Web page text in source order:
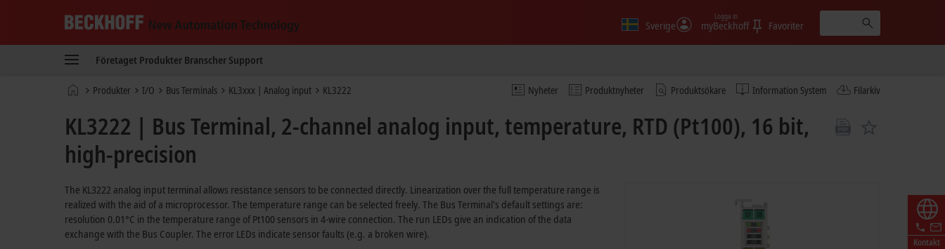
New
Technology
Sverige myBeckhoff
Logga in
Favoriter
Företaget Produkter Branscher Support
Nyheter Produktnyheter Produktsökare Information System Filarkiv
HemsidaProdukter I/O Bus Terminals KL3xxx | Analog input KL3222
Kontakt
KL3222 | Bus Terminal, 2-channel analog input, temperature, RTD (Pt100), 16 bit,
high-precision
The KL3222 analog input terminal allows resistance sensors to be connected directly. Linearization over the full temperature range is
realized with the aid of a microprocessor. The temperature range can be selected freely. The Bus Terminal's default settings are:
resolution 0.01°C in the temperature range of Pt100 sensors in 4-wire connection. The run LEDs give an indication of the data
exchange with the Bus Coupler. The error LEDs indicate sensor faults (e.g. a broken wire).